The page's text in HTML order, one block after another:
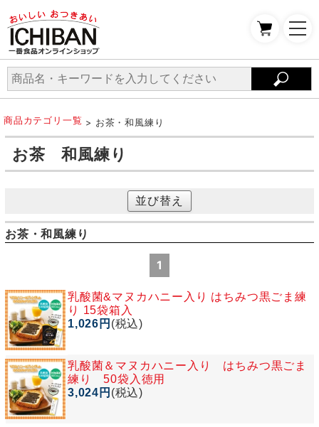
商品カテゴリ一覧 > お茶・和風練り
お茶 和風練り
並び替え
お茶・和風練り
1
乳酸菌&マヌカハニー入り はちみつ黒ごま練
り 15袋箱入
1,026円 (税込)
乳酸菌＆マヌカハニー入り はちみつ黒ごま
練り 50袋入徳用
3,024円 (税込)